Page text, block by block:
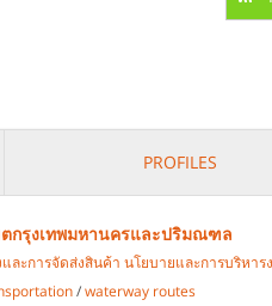
PROFILES
กรุงเทพมหานครและปริมณฑล
ละการจัดส่งสินค้า นโยบายและการบริหาร
/waterway routes